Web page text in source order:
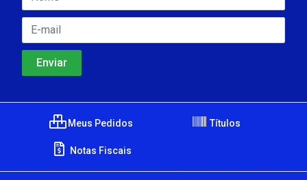
Meus Pedidos Títulos
Notas Fiscais